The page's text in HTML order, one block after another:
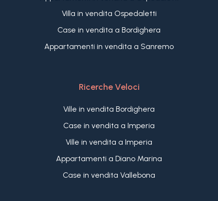
Villa in vendita Ospedaletti
Case in vendita a Bordighera
Appartamenti in vendita a Sanremo
Ricerche Veloci
Ville in vendita Bordighera
Case in vendita a Imperia
Ville in vendita a Imperia
Appartamenti a Diano Marina
Case in vendita Vallebona